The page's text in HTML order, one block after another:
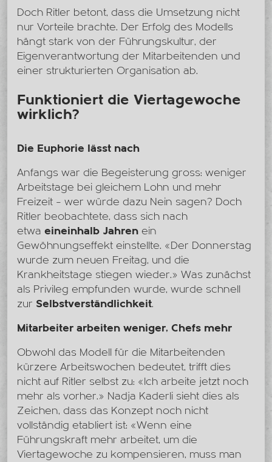
Doch Ritler betont, dass die Umsetzung nicht
nur Vorteile brachte. Der Erfolg des Modells
hängt stark von der Führungskultur, der
Eigenverantwortung der Mitarbeitenden und
einer strukturierten Organisation ab.
Funktioniert die Viertagewoche
wirklich?
Die Euphorie lässt nach
Anfangs war die Begeisterung gross: weniger
Arbeitstage bei gleichem Lohn und mehr
Freizeit – wer würde dazu Nein sagen? Doch
Ritler beobachtete, dass sich nach
etwa eineinhalb Jahren ein
Gewöhnungseffekt einstellte. «Der Donnerstag
wurde zum neuen Freitag, und die
Krankheitstage stiegen wieder.» Was zunächst
als Privileg empfunden wurde, wurde schnell
zur Selbstverständlichkeit.
Mitarbeiter arbeiten weniger, Chefs mehr
Obwohl das Modell für die Mitarbeitenden
kürzere Arbeitswochen bedeutet, trifft dies
nicht auf Ritler selbst zu: «Ich arbeite jetzt noch
mehr als vorher.» Nadja Kaderli sieht dies als
Zeichen, dass das Konzept noch nicht
vollständig etabliert ist: «Wenn eine
Führungskraft mehr arbeitet, um die
Viertagewoche zu kompensieren, muss man